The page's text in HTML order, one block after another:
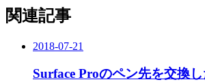
関連記事
2018-07-21
Surface Proのペン先を交換